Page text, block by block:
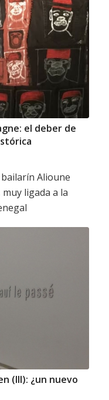
el deber de
Alioune
ligada a la
(III): ¿un nuevo